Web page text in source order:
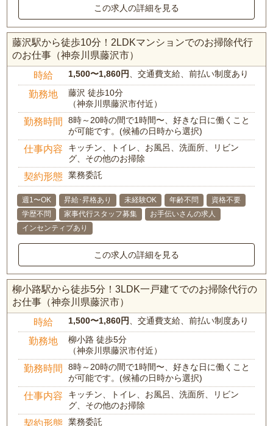
この求人の詳細を見る
藤沢駅から徒歩10分！2LDKマンションでのお掃除代行
のお仕事（神奈川県藤沢市）
時給 1,500〜1,860円 、交通費支給、前払い制度あり
勤務地
藤沢 徒歩10分
（神奈川県藤沢市付近）
勤務時間
8時～20時の間で1時間〜、好きな日に働くこと
が可能です。(候補の日時から選択)
仕事内容
キッチン、トイレ、お風呂、洗面所、リビン
グ、その他のお掃除
契約形態 業務委託
週1〜OK 昇給･昇格あり 未経験OK 年齢不問
資格不要
学歴不問
家事代行スタッフ募集
お手伝いさんの求人
インセンティブあり
この求人の詳細を見る
柳小路駅から徒歩5分！3LDK一戸建てでのお掃除代行の
お仕事（神奈川県藤沢市）
時給 1,500〜1,860円 、交通費支給、前払い制度あり
勤務地
柳小路 徒歩5分
（神奈川県藤沢市付近）
勤務時間
8時～20時の間で1時間〜、好きな日に働くこと
が可能です。(候補の日時から選択)
仕事内容
キッチン、トイレ、お風呂、洗面所、リビン
グ、その他のお掃除
契約形態 業務委託